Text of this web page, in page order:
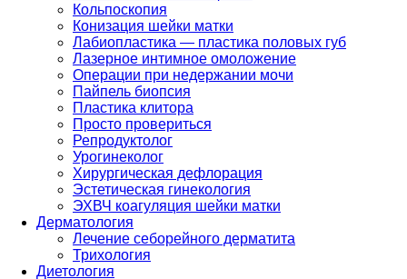
Кольпоскопия
Конизация шейки матки
Лабиопластика — пластика половых губ
Лазерное интимное омоложение
Операции при недержании мочи
Пайпель биопсия
Пластика клитора
Просто провериться
Репродуктолог
Урогинеколог
Хирургическая дефлорация
Эстетическая гинекология
ЭХВЧ коагуляция шейки матки
Дерматология
Лечение себорейного дерматита
Трихология
Диетология